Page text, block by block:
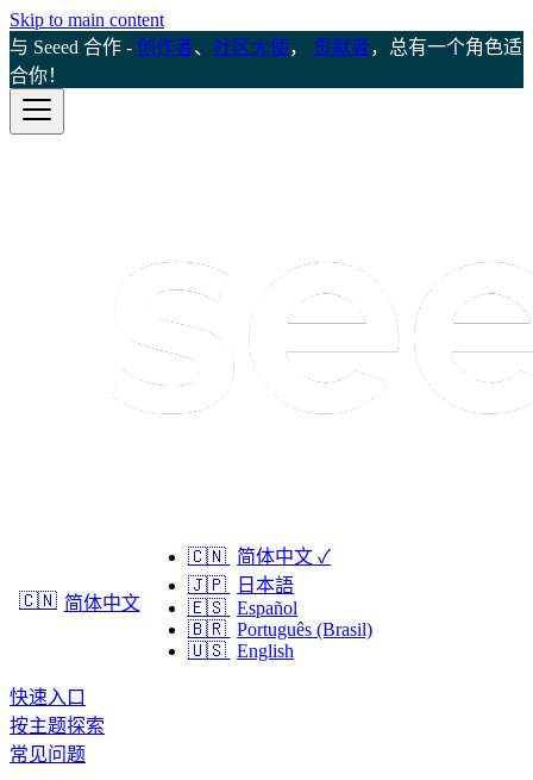
Skip to main content
与 Seeed 合作 - 创作者、 社区大使， 贡献者，总有一个角色适
合你！
🇨🇳 简体中文
🇨🇳 简体中文 ✓
🇯🇵
日本語
🇪🇸 Español
🇧🇷 Português (Brasil)
🇺🇸 English
快速入口
按主题探索
常见问题